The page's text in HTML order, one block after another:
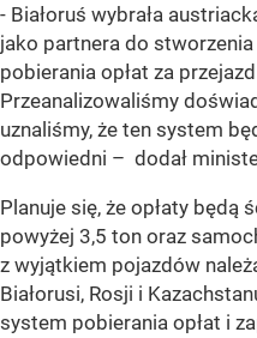
- Białoruś wybrała
jako partnera do
pobierania opłat za
Przeanalizowaliśmy
uznaliśmy, że ten system
odpowiedni – dodał
Planuje się, że opłaty będą
powyżej 3,5 ton oraz
z wyjątkiem pojazdów
Białorusi, Rosji i
system pobierania opłat i